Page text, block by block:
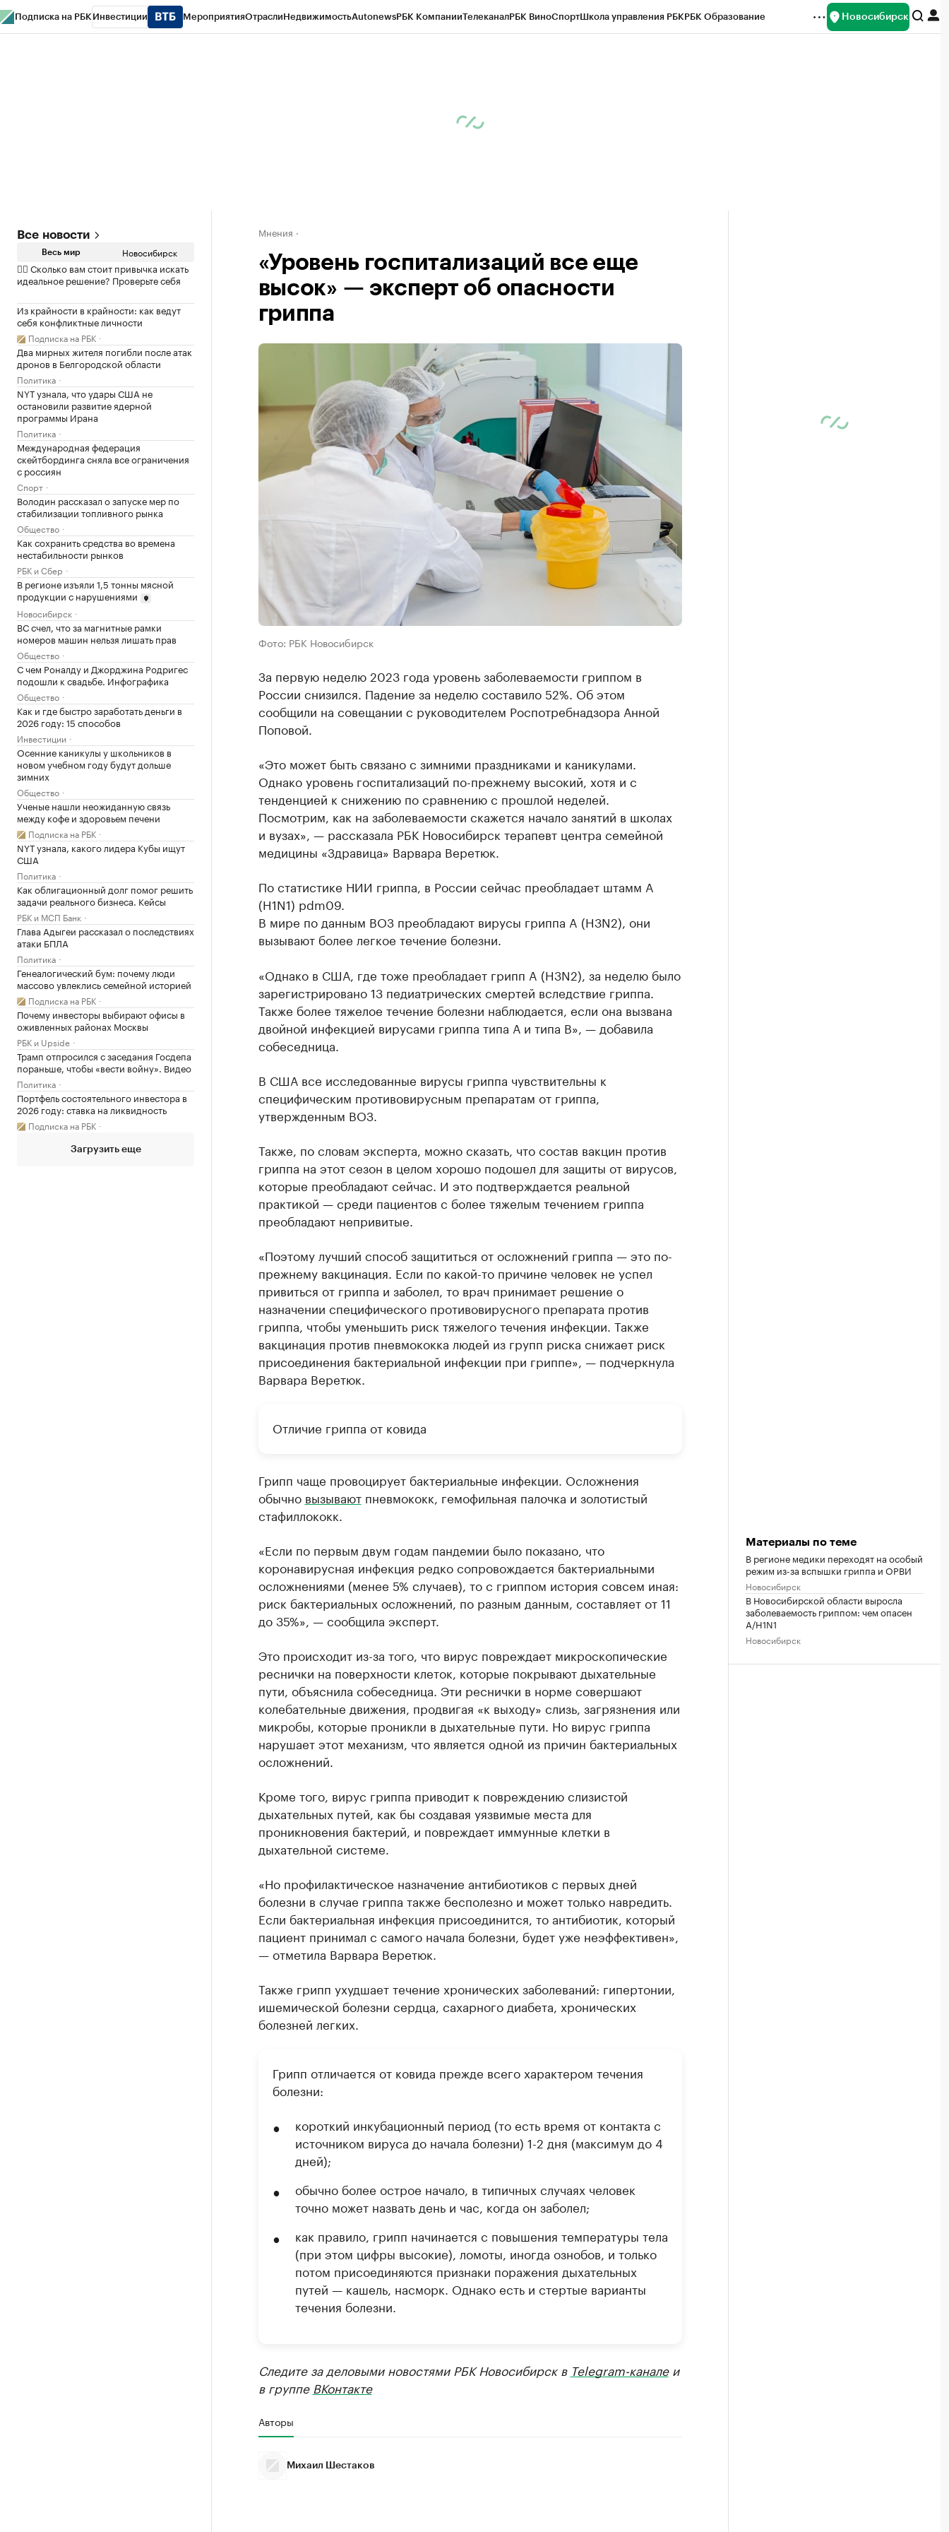
Подписка на РБК Инвестиции МероприятияОтраслиНедвижимостьAutonewsРБК КомпанииТелеканалРБК ВиноСпортШкола управления РБКРБК Образование Новосибирск
Все новости
Весь мир Новосибирск
✍🏻 Сколько вам стоит привычка искать
идеальное решение? Проверьте себя
Из крайности в крайности: как ведут
себя конфликтные личности
Подписка на РБК
Два мирных жителя погибли после атак
дронов в Белгородской области
Политика
NYT узнала, что удары США не
остановили развитие ядерной
программы Ирана
Политика
Международная федерация
скейтбординга сняла все ограничения
с россиян
Спорт
Володин рассказал о запуске мер по
стабилизации топливного рынка
Общество
Как сохранить средства во времена
нестабильности рынков
РБК и Сбер
В регионе изъяли 1,5 тонны мясной
продукции с нарушениями
Новосибирск
ВС счел, что за магнитные рамки
номеров машин нельзя лишать прав
Общество
С чем Роналду и Джорджина Родригес
подошли к свадьбе. Инфографика
Общество
Как и где быстро заработать деньги в
2026 году: 15 способов
Инвестиции
Осенние каникулы у школьников в
новом учебном году будут дольше
зимних
Общество
Ученые нашли неожиданную связь
между кофе и здоровьем печени
Подписка на РБК
NYT узнала, какого лидера Кубы ищут
США
Политика
Как облигационный долг помог решить
задачи реального бизнеса. Кейсы
РБК и МСП Банк
Глава Адыгеи рассказал о последствиях
атаки БПЛА
Политика
Генеалогический бум: почему люди
массово увлеклись семейной историей
Подписка на РБК
Почему инвесторы выбирают офисы в
оживленных районах Москвы
РБК и Upside
Трамп отпросился с заседания Госдепа
пораньше, чтобы «вести войну». Видео
Политика
Портфель состоятельного инвестора в
2026 году: ставка на ликвидность
Подписка на РБК
Загрузить еще
Мнения
«Уровень госпитализаций все еще
высок» — эксперт об опасности
гриппа
Фото: РБК Новосибирск
За первую неделю 2023 года уровень заболеваемости гриппом в
России снизился. Падение за неделю составило 52%. Об этом
сообщили на совещании с руководителем Роспотребнадзора Анной
Поповой.
«Это может быть связано с зимними праздниками и каникулами.
Однако уровень госпитализаций по-прежнему высокий, хотя и с
тенденцией к снижению по сравнению с прошлой неделей.
Посмотрим, как на заболеваемости скажется начало занятий в школах
и вузах», — рассказала РБК Новосибирск терапевт центра семейной
медицины «Здравица» Варвара Веретюк.
По статистике НИИ гриппа, в России сейчас преобладает штамм A
(H1N1) pdm09.
В мире по данным ВОЗ преобладают вирусы гриппа A (H3N2), они
вызывают более легкое течение болезни.
«Однако в США, где тоже преобладает грипп A (H3N2), за неделю было
зарегистрировано 13 педиатрических смертей вследствие гриппа.
Также более тяжелое течение болезни наблюдается, если она вызвана
двойной инфекцией вирусами гриппа типа А и типа В», — добавила
собеседница.
В США все исследованные вирусы гриппа чувствительны к
специфическим противовирусным препаратам от гриппа,
утвержденным ВОЗ.
Также, по словам эксперта, можно сказать, что состав вакцин против
гриппа на этот сезон в целом хорошо подошел для защиты от вирусов,
которые преобладают сейчас. И это подтверждается реальной
практикой — среди пациентов с более тяжелым течением гриппа
преобладают непривитые.
«Поэтому лучший способ защититься от осложнений гриппа — это по-
прежнему вакцинация. Если по какой-то причине человек не успел
привиться от гриппа и заболел, то врач принимает решение о
назначении специфического противовирусного препарата против
гриппа, чтобы уменьшить риск тяжелого течения инфекции. Также
вакцинация против пневмококка людей из групп риска снижает риск
присоединения бактериальной инфекции при гриппе», — подчеркнула
Варвара Веретюк.
Отличие гриппа от ковида
Грипп чаще провоцирует бактериальные инфекции. Осложнения
обычно вызываютпневмококк, гемофильная палочка и золотистый
стафиллококк.
«Если по первым двум годам пандемии было показано, что
коронавирусная инфекция редко сопровождается бактериальными
осложнениями (менее 5% случаев), то с гриппом история совсем иная:
риск бактериальных осложнений, по разным данным, составляет от 11
до 35%», — сообщила эксперт.
Это происходит из-за того, что вирус повреждает микроскопические
реснички на поверхности клеток, которые покрывают дыхательные
пути, объяснила собеседница. Эти реснички в норме совершают
колебательные движения, продвигая «к выходу» слизь, загрязнения или
микробы, которые проникли в дыхательные пути. Но вирус гриппа
нарушает этот механизм, что является одной из причин бактериальных
осложнений.
Кроме того, вирус гриппа приводит к повреждению слизистой
дыхательных путей, как бы создавая уязвимые места для
проникновения бактерий, и повреждает иммунные клетки в
дыхательной системе.
«Но профилактическое назначение антибиотиков с первых дней
болезни в случае гриппа также бесполезно и может только навредить.
Если бактериальная инфекция присоединится, то антибиотик, который
пациент принимал с самого начала болезни, будет уже неэффективен»,
— отметила Варвара Веретюк.
Также грипп ухудшает течение хронических заболеваний: гипертонии,
ишемической болезни сердца, сахарного диабета, хронических
болезней легких.
Грипп отличается от ковида прежде всего характером течения
болезни:
короткий инкубационный период (то есть время от контакта с
источником вируса до начала болезни) 1-2 дня (максимум до 4
дней);
обычно более острое начало, в типичных случаях человек
точно может назвать день и час, когда он заболел;
как правило, грипп начинается с повышения температуры тела
(при этом цифры высокие), ломоты, иногда ознобов, и только
потом присоединяются признаки поражения дыхательных
путей — кашель, насморк. Однако есть и стертые варианты
течения болезни.
Следите за деловыми новостями РБК Новосибирск в Telegram-каналеи
в группе ВКонтакте
Авторы
Михаил Шестаков
Материалы по теме
В регионе медики переходят на особый
режим из-за вспышки гриппа и ОРВИ
Новосибирск
В Новосибирской области выросла
заболеваемость гриппом: чем опасен
A/H1N1
Новосибирск